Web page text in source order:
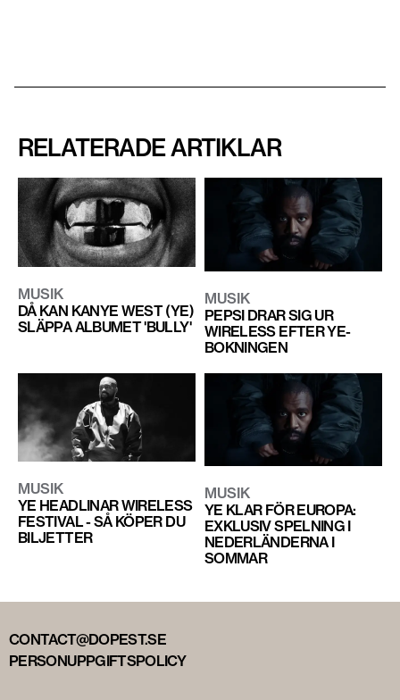
RELATERADE ARTIKLAR
MUSIK
DÅ KAN KANYE WEST (YE)
SLÄPPA ALBUMET 'BULLY'
MUSIK
PEPSI DRAR SIG UR
WIRELESS EFTER YE-
BOKNINGEN
MUSIK
YE HEADLINAR WIRELESS
FESTIVAL - SÅ KÖPER DU
BILJETTER
MUSIK
YE KLAR FÖR EUROPA:
EXKLUSIV SPELNING I
NEDERLÄNDERNA I
SOMMAR
CONTACT@DOPEST.SE
PERSONUPPGIFTSPOLICY